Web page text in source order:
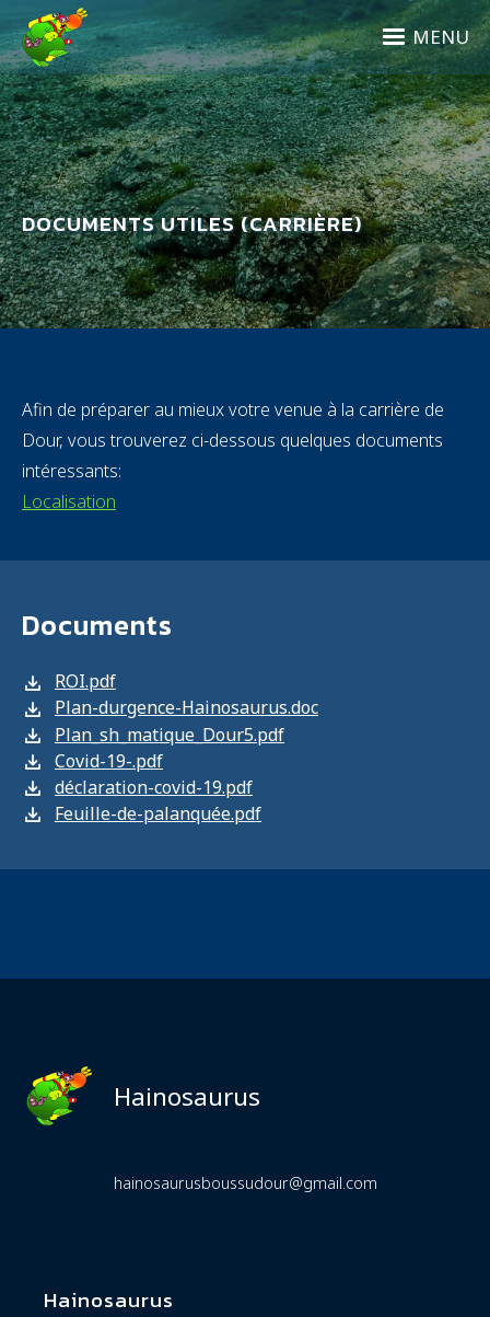
Aller
au
contenu
principal
MENU
DOCUMENTS UTILES (CARRIÈRE)
Afin de préparer au mieux votre venue à la carrière de
Dour, vous trouverez ci-dessous quelques documents
intéressants:
Localisation
Documents
Documents
FichierROI.pdf
FichierPlan-durgence-Hainosaurus.doc
FichierPlan_sh_matique_Dour5.pdf
FichierCovid-19-.pdf
Fichierdéclaration-covid-19.pdf
FichierFeuille-de-palanquée.pdf
Hainosaurus
hainosaurusboussudour@gmail.com
Hainosaurus